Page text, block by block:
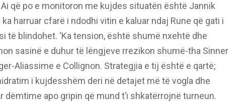
Ai që po e monitoron me kujdes situatën është Jannik
harruar cfarë i ndodhi vitin e kaluar ndaj Rune që gati i
të blindohet. ‘Ka tension, është shumë nxehtë dhe
sasinë e duhur të lëngjeve rrezikon shumë-tha Sinner
Aliassime e Collignon. Strategjia e tij është e qartë;
i kujdesshëm deri në detajet më të vogla dhe
dëmtime apo gripin që mund t’i shkatërrojnë turneun.